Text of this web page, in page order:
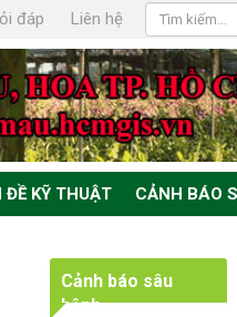
đáp Liên hệ
ĐỀ KỸ THUẬT CẢNH BÁO
Cảnh báo sâu
bệnh